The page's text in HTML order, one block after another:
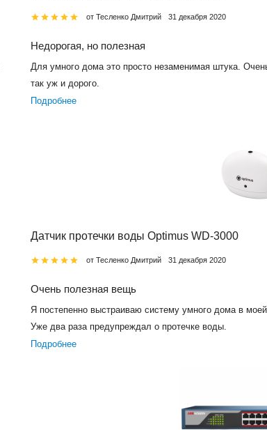
от Тесленко Дмитрий 31 декабря 2020
Недорогая, но полезная
Для умного дома это просто незаменимая штука.
так уж и дорого.
Подробнее
Датчик протечки воды Optimus WD-3000
от Тесленко Дмитрий 31 декабря 2020
Очень полезная вещь
Я постепенно выстраиваю систему умного дома в
Уже два раза предупреждал о протечке воды.
Подробнее